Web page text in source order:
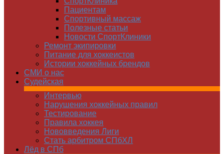
Пациентам
Спортивный массаж
Полезные статьи
Новости СпортКлиники
Ремонт экипировки
Питание для хоккеистов
Истории хоккейных брендов
СМИ о нас
Судейская
Интервью
Нарушения хоккейных правил
Тестирование
Правила хоккея
Нововведения Лиги
Стать арбитром СПбХЛ
Лёд в СПб